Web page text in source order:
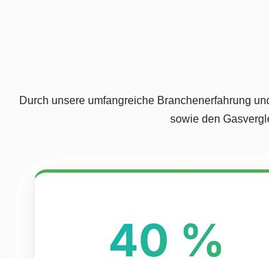
Durch unsere umfangreiche Branchenerfahrung
sowie den